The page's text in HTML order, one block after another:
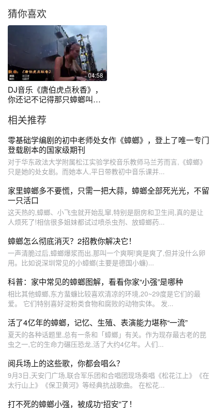
猜你喜欢
04:58
DJ音乐《唐伯虎点秋香》，
你还记不记得那只蟑螂叫做
相关推荐
零基础学编剧的初中老师处女作《蟑螂》，登上了唯一专门
登载剧本的国家级期刊
对于华东政法大学附属松江实验学校音乐教师马兰芳而言,《蟑螂》
只是她的处女剧。而她本人,平日带教初中音乐课并...
家里蟑螂多不要慌，只需一把大蒜，蟑螂全部死光光，不留
一只活口
这天热的,蟑螂、小飞虫就开始乱窜,特别是厨房和卫生间,真的是让
人烦死了!相信很多姐妹都试过喷杀虫剂、放蟑螂药...
蟑螂怎么彻底消灭？2招教你解决它！
一声清脆过后,蟑螂爆浆而出,那叫一个爽啊!爽是爽了,但并没什么卵
用。比如说深圳常见的小蟑螂(主要是德国小蠊)...
科普：家中常见的蟑螂图解，看看你家“小强”是哪种
相比其他蟑螂,东方蜚蠊比较喜欢清凉的环境,20~29度是它们的最
爱。 它们特别喜好淀粉类食物和腐败的动物实体。 发...
活了4亿年的蟑螂，记忆、生殖、表演能力堪称“一流”
夏天的各种话题里,总有一条和「蟑螂」有关。作为现存最古老的昆
虫之一,它的生命力碾压恐龙,活了大约4亿年。人们...
阅兵场上的这些歌，你都会唱么？
9月3日,天安门广场,联合军乐团和合唱团现场奏唱《松花江上》《在
太行山上》《保卫黄河》等经典抗战歌曲。 在松花...
打不死的蟑螂小强，被成功“招安”了！